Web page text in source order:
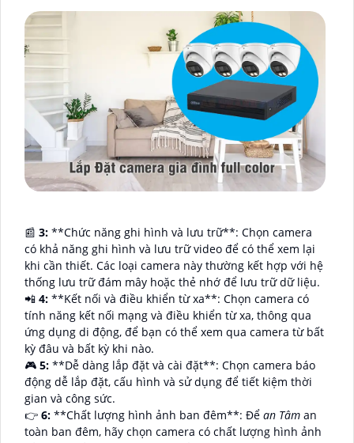
📰 3: **Chức năng ghi hình và lưu trữ**: Chọn camera
có khả năng ghi hình và lưu trữ video để có thể xem lại
khi cần thiết. Các loại camera này thường kết hợp với hệ
thống lưu trữ đám mây hoặc thẻ nhớ để lưu trữ dữ liệu.
📲 4: **Kết nối và điều khiển từ xa**: Chọn camera có
tính năng kết nối mạng và điều khiển từ xa, thông qua
ứng dụng di động, để bạn có thể xem qua camera từ bất
kỳ đâu và bất kỳ khi nào.
🎮 5: **Dễ dàng lắp đặt và cài đặt**: Chọn camera báo
động dễ lắp đặt, cấu hình và sử dụng để tiết kiệm thời
gian và công sức.
👉 6: **Chất lượng hình ảnh ban đêm**: Để an Tâm an
toàn ban đêm, hãy chọn camera có chất lượng hình ảnh